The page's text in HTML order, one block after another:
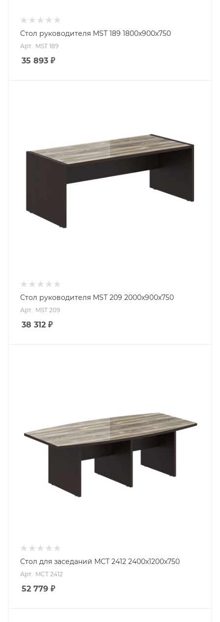
Стол руководителя MST 189 1800х900х750
Арт.: MST 189
35 893 ₽
Стол руководителя MST 209 2000х900х750
Арт.: MST 209
38 312 ₽
Стол для заседаний MCT 2412 2400х1200х750
Арт.: MCT 2412
52 779 ₽